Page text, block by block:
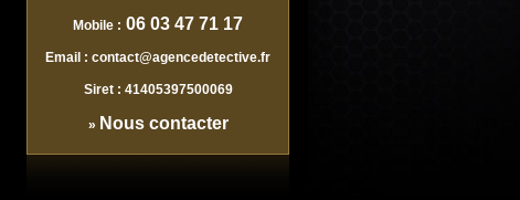
Mobile : 06 03 47 71 17
Email : contact@agencedetective.fr
Siret : 41405397500069
» Nous contacter